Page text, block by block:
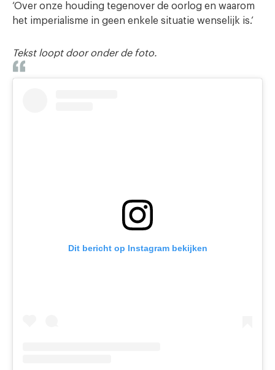
‘Over onze houding tegenover de oorlog en waarom
het imperialisme in geen enkele situatie wenselijk is.’
Tekst loopt door onder de foto.
Dit bericht op Instagram bekijken